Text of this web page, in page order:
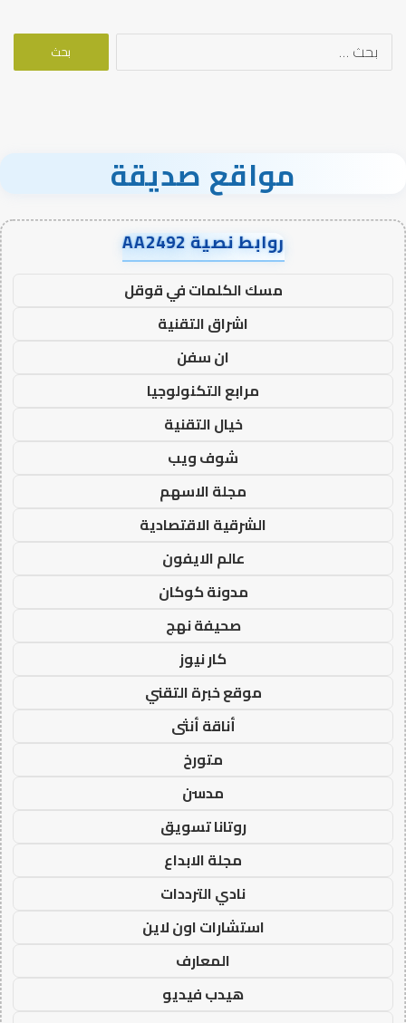
البحث
مواقع صديقة
روابط نصية AA2492
مسك الكلمات في قوقل
اشراق التقنية
ان سفن
مرابع التكنولوجيا
خيال التقنية
شوف ويب
مجلة الاسهم
الشرقية الاقتصادية
عالم الايفون
مدونة كوكان
صحيفة نهج
كار نيوز
موقع خبرة التقني
أناقة أنثى
متورخ
مدسن
روتانا تسويق
مجلة الابداع
نادي الترددات
استشارات اون لاين
المعارف
هيدب فيديو